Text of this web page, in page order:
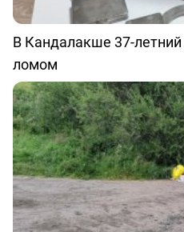
В Кандалакше 37-
ломом